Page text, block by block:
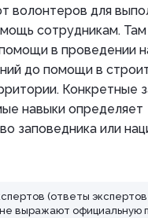
волонтеров для
сотрудникам. Там
в проведении
до помощи в
Конкретные
навыки определяет
заповедника или
(ответы
выражают официальную